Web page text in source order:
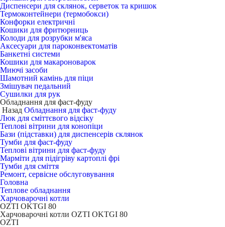
Диспенсери для склянок, серветок та кришок
Термоконтейнери (термобокси)
Конфорки електричні
Кошики для фритюрниць
Колоди для розрубки м'яса
Аксесуари для пароконвектоматів
Банкетні системи
Кошики для макароноварок
Миючі засоби
Шамотний камінь для піци
Змішувач педальний
Сушилки для рук
Обладнання для фаст-фуду
Назад Обладнання для фаст-фуду
Люк для сміттєвого відсіку
Теплові вітрини для конопіци
Бази (підставки) для диспенсерів склянок
Тумби для фаст-фуду
Теплові вітрини для фаст-фуду
Марміти для підігріву картоплі фрі
Тумби для сміття
Ремонт, сервісне обслуговування
Головна
Теплове обладнання
Харчоварочні котли
OZTI OKTGI 80
Харчоварочні котли OZTI OKTGI 80
OZTI